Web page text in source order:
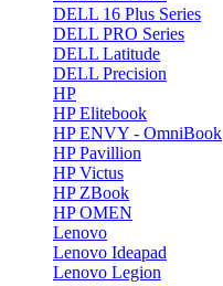
DELL 16 Plus Series
DELL PRO Series
DELL Latitude
DELL Precision
HP
HP Elitebook
HP ENVY - OmniBook
HP Pavillion
HP Victus
HP ZBook
HP OMEN
Lenovo
Lenovo Ideapad
Lenovo Legion